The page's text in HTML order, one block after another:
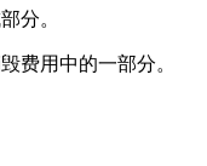
分。
费用中的一部分。